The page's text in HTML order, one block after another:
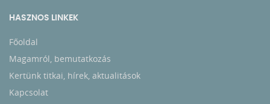
HASZNOS LINKEK
Főoldal
Magamról, bemutatkozás
Kertünk titkai, hírek, aktualitások
Kapcsolat